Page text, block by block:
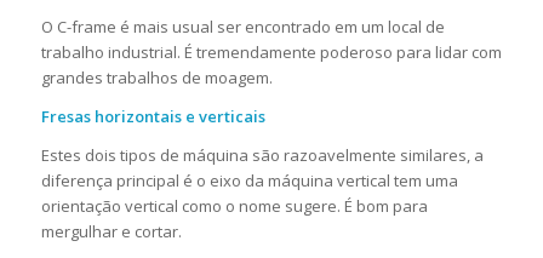
O C-frame é mais usual ser encontrado em um local de
trabalho industrial. É tremendamente poderoso para lidar com
grandes trabalhos de moagem.
Fresas horizontais e verticais
Estes dois tipos de máquina são razoavelmente similares, a
diferença principal é o eixo da máquina vertical tem uma
orientação vertical como o nome sugere. É bom para
mergulhar e cortar.